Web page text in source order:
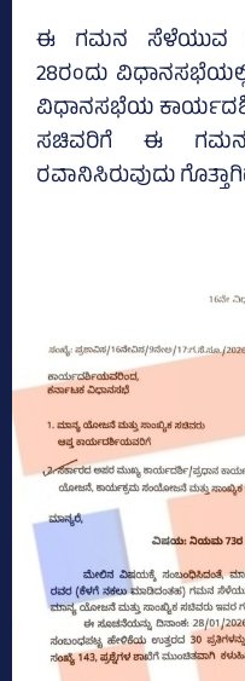
ಈ ಗಮನ ಸೆಳೆಯುವ
28ರಂದು
ವಿಧಾನಸಭೆಯ
ಸಚಿವರಿಗೆ ಈ ಗಮನ
ರವಾನಿಸಿರುವುದು